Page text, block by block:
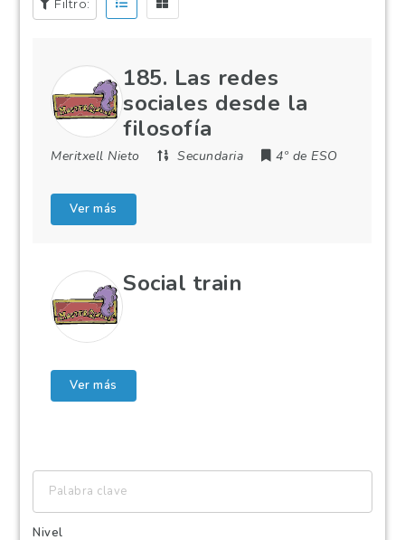
Filtro:
185. Las redes
sociales desde la
filosofía
Meritxell Nieto Secundaria 4º de ESO
Ver más
Social train
Ver más
clave
Nivel